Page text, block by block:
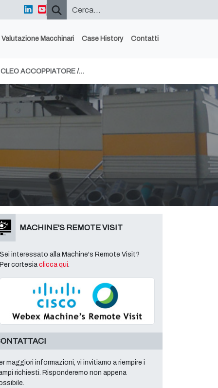
Valutazione Macchinari Case History Contatti
CLEO ACCOPPIATORE /…
MACHINE'S REMOTE VISIT
Sei interessato alla Machine's Remote Visit?
Per cortesia clicca qui.
maggiori informazioni, vi invitiamo a riempire i
richiesti. Risponderemo non appena